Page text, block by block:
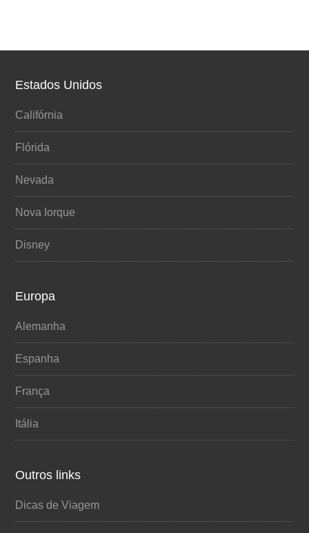
Estados Unidos
Califórnia
Flórida
Nevada
Nova Iorque
Disney
Europa
Alemanha
Espanha
França
Itália
Outros links
Dicas de Viagem